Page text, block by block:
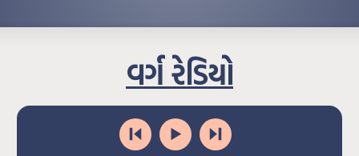
વર્ગ રેડિયો